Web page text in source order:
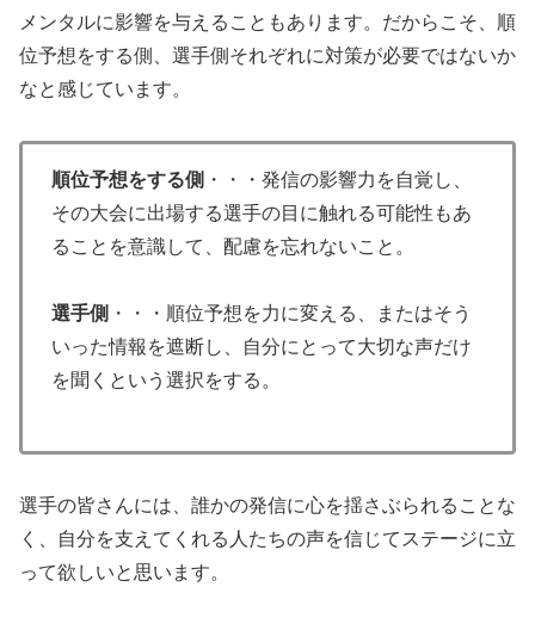
メンタルに影響を与えることもあります。だからこそ、順
位予想をする側、選手側それぞれに対策が必要ではないか
なと感じています。
順位予想をする側 ・・・発信の影響力を自覚し、
その大会に出場する選手の目に触れる可能性もあ
ることを意識して、配慮を忘れないこと。
選手側 ・・・順位予想を力に変える、またはそう
いった情報を遮断し、自分にとって大切な声だけ
を聞くという選択をする。
選手の皆さんには、誰かの発信に心を揺さぶられることな
く、自分を支えてくれる人たちの声を信じてステージに立
って欲しいと思います。